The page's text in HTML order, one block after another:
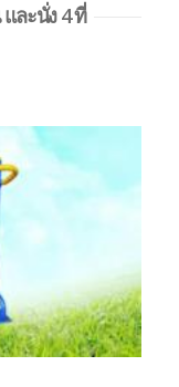
ละนั่ง 4 ที่